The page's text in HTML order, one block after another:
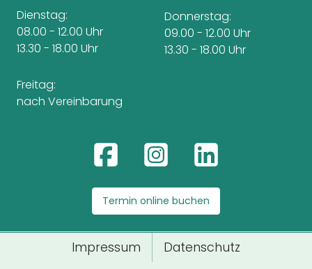
Dienstag:
08.00 - 12.00 Uhr
13.30 - 18.00 Uhr
Donnerstag:
09.00 - 12.00 Uhr
13.30 - 18.00 Uhr
Freitag:
nach Vereinbarung
Termin online buchen
Impressum Datenschutz